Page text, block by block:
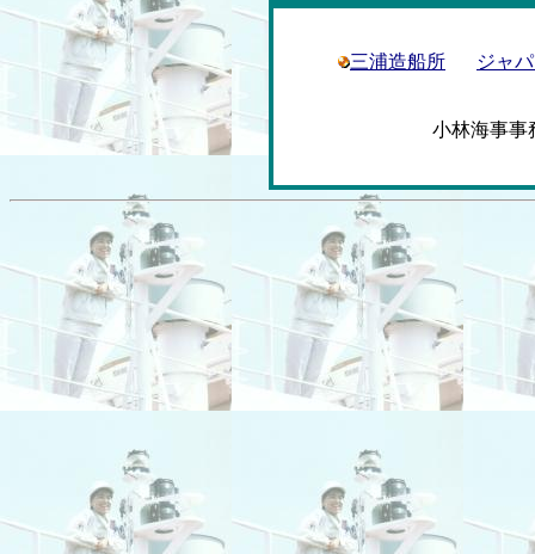
三浦造船所 ジャ
小林海事